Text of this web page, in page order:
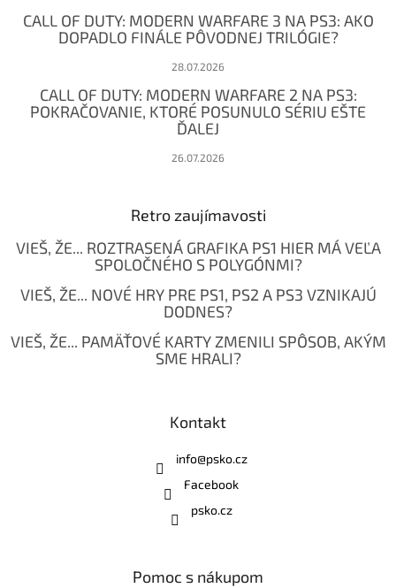
CALL OF DUTY: MODERN WARFARE 3 NA PS3: AKO
DOPADLO FINÁLE PÔVODNEJ TRILÓGIE?
28.07.2026
CALL OF DUTY: MODERN WARFARE 2 NA PS3:
POKRAČOVANIE, KTORÉ POSUNULO SÉRIU EŠTE
ĎALEJ
26.07.2026
Retro zaujímavosti
VIEŠ, ŽE... ROZTRASENÁ GRAFIKA PS1 HIER MÁ VEĽA
SPOLOČNÉHO S POLYGÓNMI?
VIEŠ, ŽE... NOVÉ HRY PRE PS1, PS2 A PS3 VZNIKAJÚ
DODNES?
VIEŠ, ŽE... PAMÄŤOVÉ KARTY ZMENILI SPÔSOB, AKÝM
SME HRALI?
Kontakt
info@psko.cz
Facebook
psko.cz
Pomoc s nákupom